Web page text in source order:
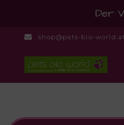
Der
shop@pets-bio-world.at